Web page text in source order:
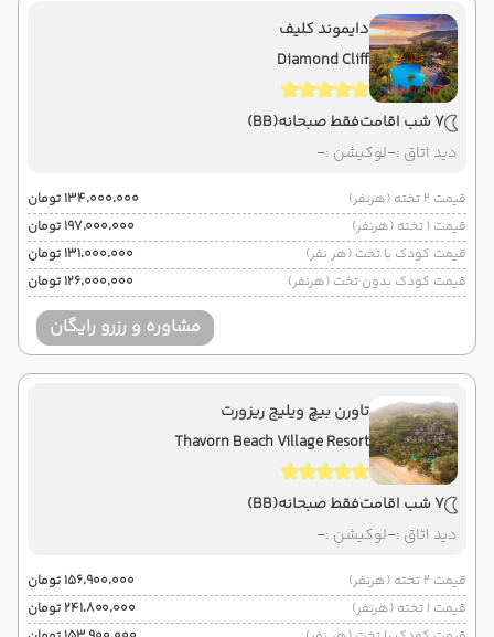
دایموند کلیف
Diamond Cliff
7 شب اقامت فقط صبحانه(BB)
دید اتاق :-لوکیشن :-
قیمت 2 تخته (هرنفر)
۱۳۴٬۰۰۰٬۰۰۰ تومان
قیمت 1 تخته (هرنفر)
۱۹۷٬۰۰۰٬۰۰۰ تومان
قیمت کودک با تخت (هر نفر)
۱۳۱٬۰۰۰٬۰۰۰ تومان
قیمت کودک بدون تخت (هرنفر)
۱۲۶٬۰۰۰٬۰۰۰ تومان
مشاوره و رزرو رایگان
تاورن بیچ ویلیج ریزورت
Thavorn Beach Village Resort
7 شب اقامت فقط صبحانه(BB)
دید اتاق :-لوکیشن :-
قیمت 2 تخته (هرنفر)
۱۵۶٬۹۰۰٬۰۰۰ تومان
قیمت 1 تخته (هرنفر)
۲۴۱٬۸۰۰٬۰۰۰ تومان